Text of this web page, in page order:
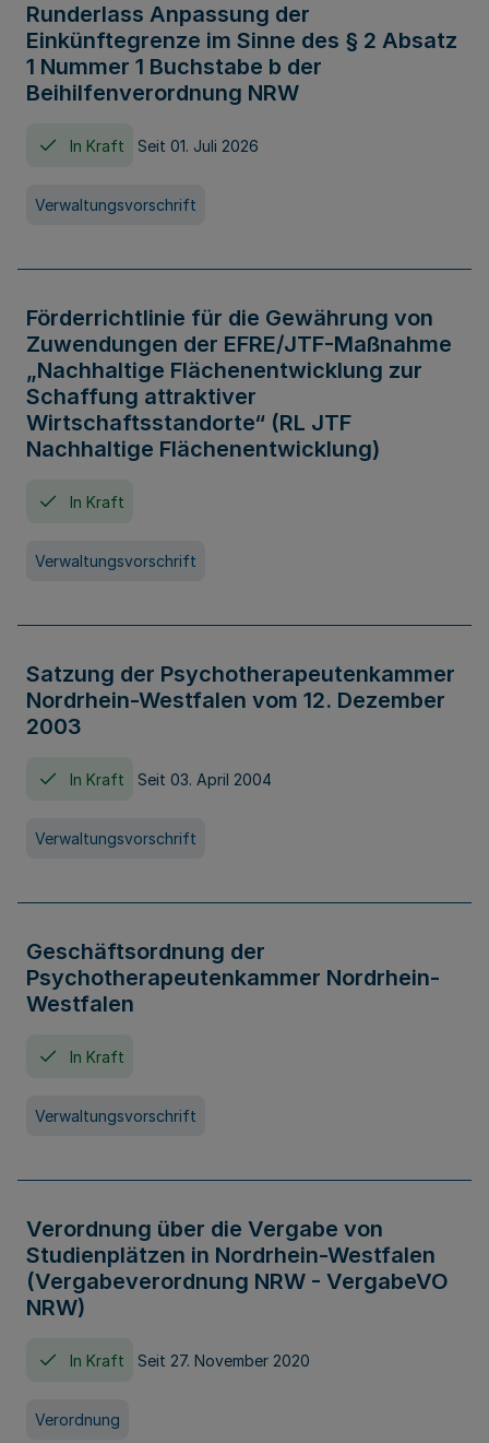
Runderlass Anpassung der
Einkünftegrenze im Sinne des § 2 Absatz
1 Nummer 1 Buchstabe b der
Beihilfenverordnung NRW
In Kraft Seit 01. Juli 2026
Verwaltungsvorschrift
Förderrichtlinie für die Gewährung von
Zuwendungen der EFRE/JTF-Maßnahme
„Nachhaltige Flächenentwicklung zur
Schaffung attraktiver
Wirtschaftsstandorte“ (RL JTF
Nachhaltige Flächenentwicklung)
In Kraft
Verwaltungsvorschrift
Satzung der Psychotherapeutenkammer
Nordrhein-Westfalen vom 12. Dezember
2003
In Kraft Seit 03. April 2004
Verwaltungsvorschrift
Geschäftsordnung der
Psychotherapeutenkammer Nordrhein-
Westfalen
In Kraft
Verwaltungsvorschrift
Verordnung über die Vergabe von
Studienplätzen in Nordrhein-Westfalen
(Vergabeverordnung NRW - VergabeVO
NRW)
In Kraft Seit 27. November 2020
Verordnung